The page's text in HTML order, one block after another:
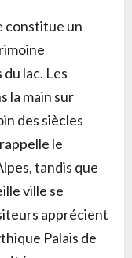
constitue un
lac. Les
la main sur
des siècles
le
tandis que
ville se
apprécient
Palais de